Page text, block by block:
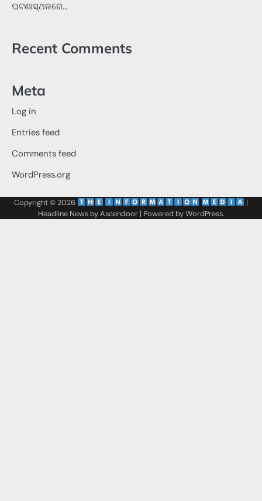
ଘଟଣାସ୍ଥଳରେ…
Recent Comments
Meta
Log in
Entries feed
Comments feed
WordPress.org
Copyright © 2026
|
Headline News byAscendoor| Powered byWordPress.